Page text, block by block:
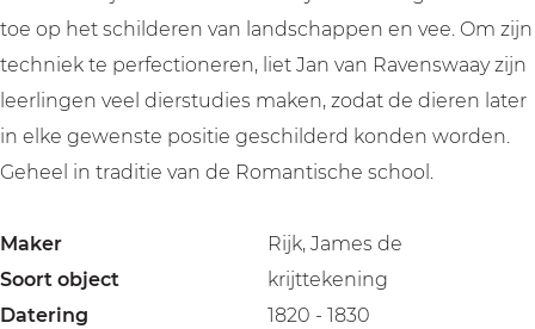
toe op het schilderen van landschappen en vee. Om zijn
techniek te perfectioneren, liet Jan van Ravenswaay zijn
leerlingen veel dierstudies maken, zodat de dieren later
in elke gewenste positie geschilderd konden worden.
Geheel in traditie van de Romantische school.
Maker
Rijk, James de
Soort object
krijttekening
Datering
1820 - 1830